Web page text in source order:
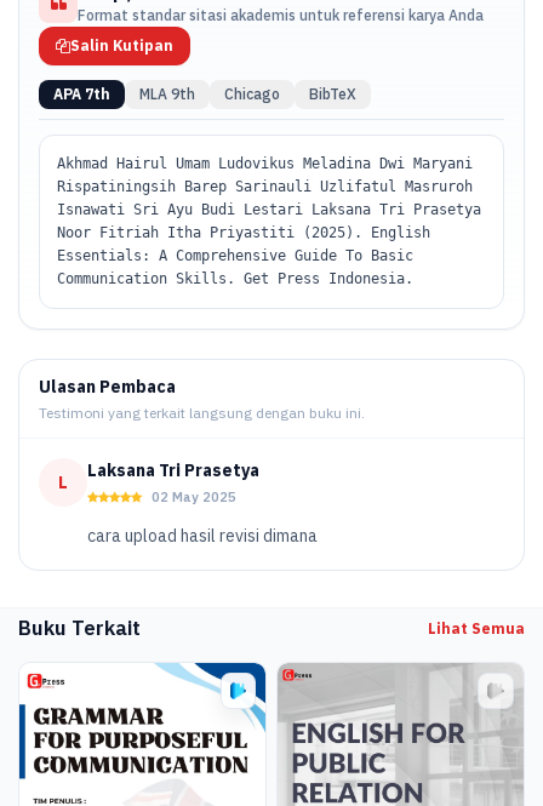
Format standar sitasi akademis untuk referensi karya Anda
Salin Kutipan
APA 7th MLA 9th Chicago BibTeX
Akhmad Hairul Umam Ludovikus Meladina Dwi Maryani
Rispatiningsih Barep Sarinauli Uzlifatul Masruroh
Isnawati Sri Ayu Budi Lestari Laksana Tri Prasetya
Noor Fitriah Itha Priyastiti (2025). English
Essentials: A Comprehensive Guide To Basic
Communication Skills. Get Press Indonesia.
Ulasan Pembaca
Testimoni yang terkait langsung dengan buku ini.
L
Laksana Tri Prasetya
02 May 2025
cara upload hasil revisi dimana
Buku Terkait Lihat Semua